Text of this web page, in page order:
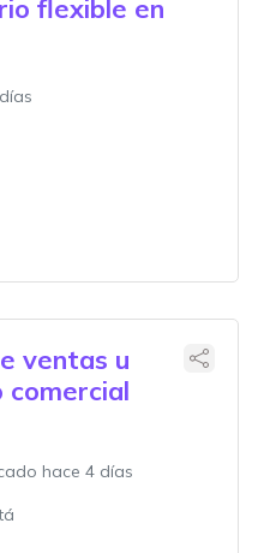
flexible en
ventas u
comercial
hace 4 días